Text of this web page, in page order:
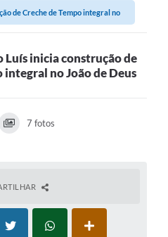
de Creche de Tempo integral no
Luís inicia construção de
integral no João de Deus
7 fotos